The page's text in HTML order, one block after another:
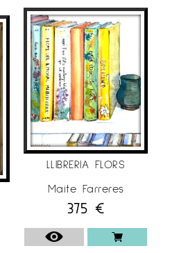
LLIBRERIA FLORS
Maite Farreres
375 €